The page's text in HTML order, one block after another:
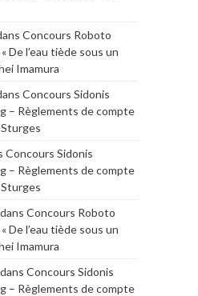
Concours Roboto
De l’eau tiède sous un
Imamura
Concours Sidonis
– Règlements de compte
Concours Sidonis
– Règlements de compte
dans Concours Roboto
De l’eau tiède sous un
Imamura
dans Concours Sidonis
– Règlements de compte